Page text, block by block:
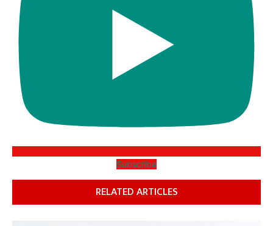
Subscribe
RELATED ARTICLES